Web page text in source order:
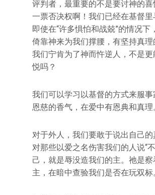
评判者，最重要的不是要讨神的
一票否决权啊！我们已经在基督里
即使在“许多惧怕和战兢”的情况下
倚靠神来为我们撑腰，有坚持真理
我们宁肯为了神而忤逆人，不是
悦吗？
我们可以学习以基督的方式来服事
恩慈的香气，在爱中有恩典和真理
对于外人，我们要敢于说出自己的
对那些以爱之名伤害我们的人说“
己，就是辱没造我们的主。祂是察
主，在暗中查验我们是否在玩双标